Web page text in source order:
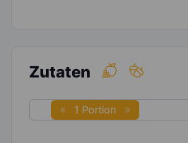
Zutaten
1 Portion